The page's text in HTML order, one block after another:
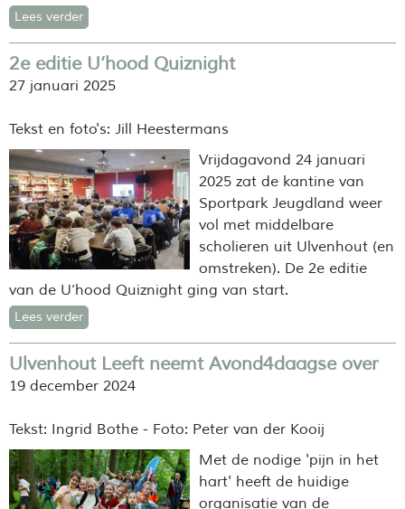
Lees verder
2e editie U’hood Quiznight
27 januari 2025
Tekst en foto's: Jill Heestermans
Vrijdagavond 24 januari
2025 zat de kantine van
Sportpark Jeugdland weer
vol met middelbare
scholieren uit Ulvenhout (en
omstreken). De 2e editie
van de U’hood Quiznight ging van start.
Lees verder
Ulvenhout Leeft neemt Avond4daagse over
19 december 2024
Tekst: Ingrid Bothe - Foto: Peter van der Kooij
Met de nodige 'pijn in het
hart' heeft de huidige
organisatie van de